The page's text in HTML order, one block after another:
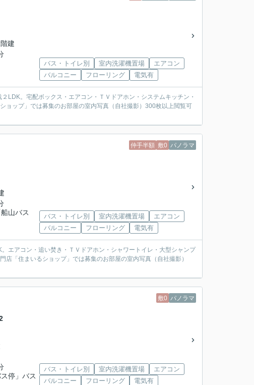
建
バス・トイレ別 室内洗濯機置場
エアコン
バルコニー
フローリング 電気有
LDK。宅配ボックス・エアコン・ＴＶドアホン・システムキッチン・
ョップ」では募集のお部屋の室内写真（自社撮影）300枚以上閲覧可
仲手半額 敷0 パノラマ
山バス
バス・トイレ別 室内洗濯機置場
エアコン
バルコニー
フローリング 電気有
エアコン・追い焚き・ＴＶドアホン・シャワートイレ・大型シャンプ
「住まいるショップ」では募集のお部屋の室内写真（自社撮影）
敷0 パノラマ
停」バス
バス・トイレ別 室内洗濯機置場
エアコン
バルコニー
フローリング 電気有